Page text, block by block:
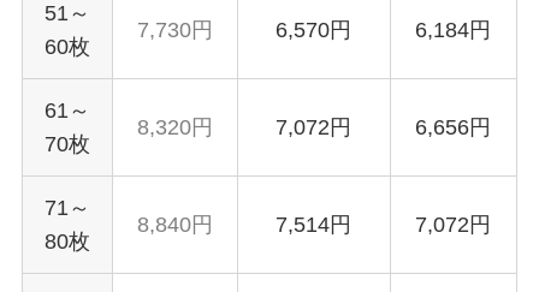
51～
60枚
7,730円 6,570円 6,184円
61～
70枚
8,320円 7,072円 6,656円
71～
80枚
8,840円 7,514円 7,072円